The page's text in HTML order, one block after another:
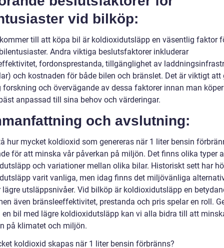
vid bilköp:
till att köpa bil är koldioxidutsläpp en väsentlig faktor
Andra viktiga beslutsfaktorer inkluderar
fordonsprestanda, tillgänglighet av
och kostnaden för både bilen och bränslet. Det är viktigt att
forskning och övervägande av dessa faktorer innan man
anpassad till sina behov och värderingar.
och avslutning:
hur mycket koldioxid som genereras när 1 liter bensin
för att minska vår påverkan på miljön. Det finns olika typer
och variationer mellan olika bilar. Historiskt sett har
varit vanliga, men idag finns det miljövänliga
lägre utsläppsnivåer. Vid bilköp är koldioxidutsläpp en
även bränsleeffektivitet, prestanda och pris spelar en roll.
bil med lägre koldioxidutsläpp kan vi alla bidra till att
på klimatet och miljön.
koldioxid skapas när 1 liter bensin förbränns?